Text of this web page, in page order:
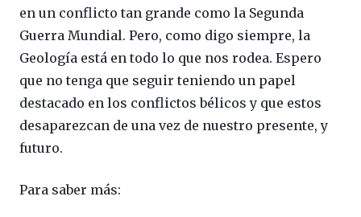
en un conflicto tan grande como la Segunda
Guerra Mundial. Pero, como digo siempre, la
Geología está en todo lo que nos rodea. Espero
que no tenga que seguir teniendo un papel
destacado en los conflictos bélicos y que estos
desaparezcan de una vez de nuestro presente, y
futuro.
Para saber más: